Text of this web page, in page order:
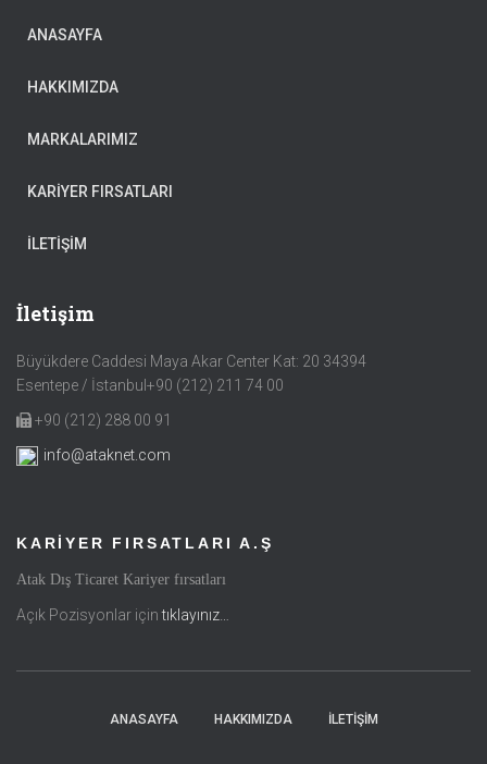
ANASAYFA
HAKKIMIZDA
MARKALARIMIZ
KARIYER FIRSATLARI
İLETIŞIM
İletişim
Büyükdere Caddesi Maya Akar Center Kat: 20 34394
Esentepe / İstanbul+90 (212) 211 74 00
+90 (212) 288 00 91
info@ataknet.com
KARİYER FIRSATLARI A.Ş
Atak Dış Ticaret Kariyer fırsatları
Açık Pozisyonlar içintıklayınız…
ANASAYFA HAKKIMIZDA İLETIŞIM